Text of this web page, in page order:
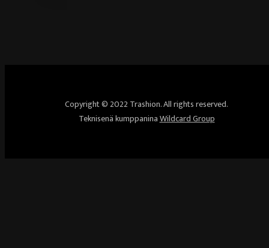
Copyright © 2022 Trashion. All rights reserved.
Teknisenä kumppaninaWildcard Group